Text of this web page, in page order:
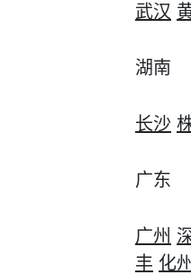
武汉
湖南
长沙
广东
广州
丰 化州